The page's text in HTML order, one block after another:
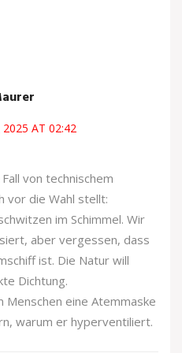
AT 02:42
von technischem
vor die Wahl stellt:
im Schimmel. Wir
aber vergessen, dass
ist. Die Natur will
Dichtung.
Menschen eine Atemmaske
warum er hyperventiliert.